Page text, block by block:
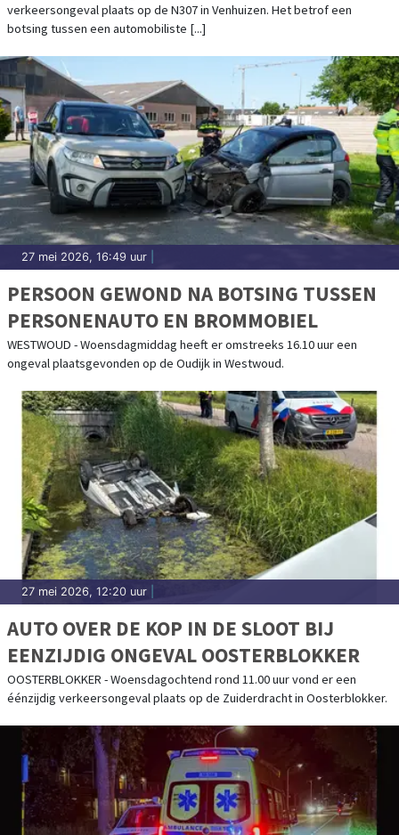
verkeersongeval plaats op de N307 in Venhuizen. Het betrof een
botsing tussen een automobiliste [...]
27 mei 2026, 16:49 uur
PERSOON GEWOND NA BOTSING TUSSEN
PERSONENAUTO EN BROMMOBIEL
WESTWOUD - Woensdagmiddag heeft er omstreeks 16.10 uur een
ongeval plaatsgevonden op de Oudijk in Westwoud.
27 mei 2026, 12:20 uur
AUTO OVER DE KOP IN DE SLOOT BIJ
EENZIJDIG ONGEVAL OOSTERBLOKKER
OOSTERBLOKKER - Woensdagochtend rond 11.00 uur vond er een
éénzijdig verkeersongeval plaats op de Zuiderdracht in Oosterblokker.